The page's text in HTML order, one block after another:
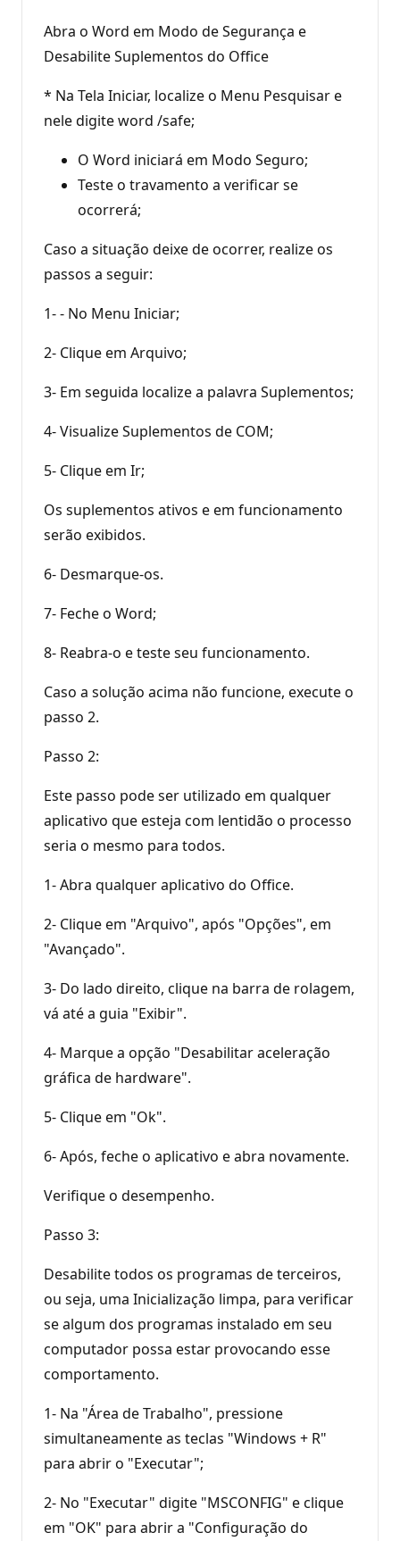
Abra o Word em Modo de Segurança e
Desabilite Suplementos do Office
* Na Tela Iniciar, localize o Menu Pesquisar e
nele digite word /safe;
O Word iniciará em Modo Seguro;
Teste o travamento a verificar se
ocorrerá;
Caso a situação deixe de ocorrer, realize os
passos a seguir:
1- - No Menu Iniciar;
2- Clique em Arquivo;
3- Em seguida localize a palavra Suplementos;
4- Visualize Suplementos de COM;
5- Clique em Ir;
Os suplementos ativos e em funcionamento
serão exibidos.
6- Desmarque-os.
7- Feche o Word;
8- Reabra-o e teste seu funcionamento.
Caso a solução acima não funcione, execute o
passo 2.
Passo 2:
Este passo pode ser utilizado em qualquer
aplicativo que esteja com lentidão o processo
seria o mesmo para todos.
1- Abra qualquer aplicativo do Office.
2- Clique em "Arquivo", após "Opções", em
"Avançado".
3- Do lado direito, clique na barra de rolagem,
vá até a guia "Exibir".
4- Marque a opção "Desabilitar aceleração
gráfica de hardware".
5- Clique em "Ok".
6- Após, feche o aplicativo e abra novamente.
Verifique o desempenho.
Passo 3:
Desabilite todos os programas de terceiros,
ou seja, uma Inicialização limpa, para verificar
se algum dos programas instalado em seu
computador possa estar provocando esse
comportamento.
1- Na "Área de Trabalho", pressione
simultaneamente as teclas "Windows + R"
para abrir o "Executar";
2- No "Executar" digite "MSCONFIG" e clique
em "OK" para abrir a "Configuração do